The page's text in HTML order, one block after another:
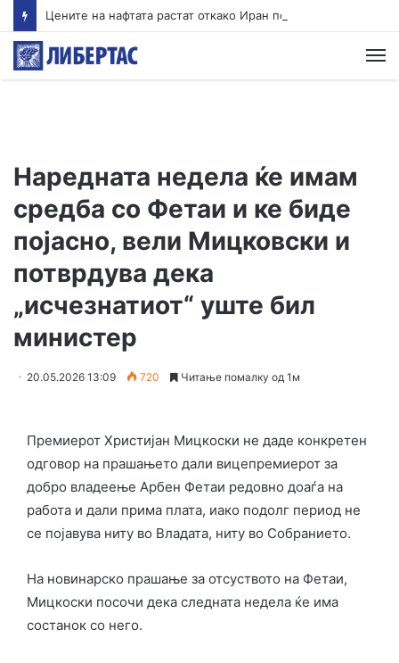
Наредната недела ќе имам
средба со Фетаи и ке биде
појасно, вели Мицковски и
потврдува дека
„исчезнатиот“ уште бил
министер
20.05.2026 13:09 720 Читање помалку од 1м
Премиерот Христијан Мицкоски не даде конкретен
одговор на прашањето дали вицепремиерот за
добро владеење Арбен Фетаи редовно доаѓа на
работа и дали прима плата, иако подолг период не
се појавува ниту во Владата, ниту во Собранието.
На новинарско прашање за отсуството на Фетаи,
Мицкоски посочи дека следната недела ќе има
состанок со него.